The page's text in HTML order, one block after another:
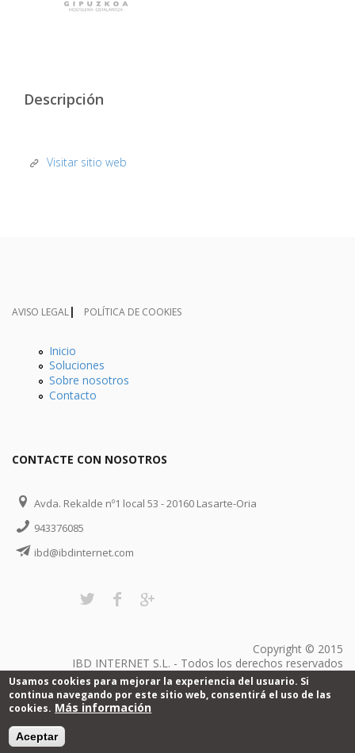
Descripción
Visitar sitio web
AVISO LEGAL POLÍTICA DE COOKIES
Inicio
Soluciones
Sobre nosotros
Contacto
CONTACTE CON NOSOTROS
Avda. Rekalde nº1 local 53 - 20160 Lasarte-Oria
943376085
ibd@ibdinternet.com
Copyright © 2015
IBD INTERNET S.L. - Todos los derechos reservados
Usamos cookies para mejorar la experiencia del usuario. Si
continua navegando por este sitio web, consentirá el uso de las
cookies. Más información
Aceptar